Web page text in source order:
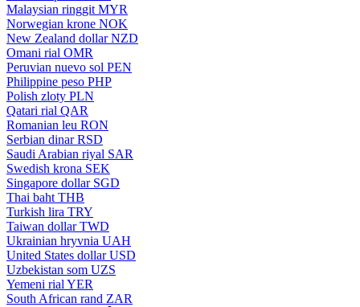
Malaysian ringgit MYR
Norwegian krone NOK
New Zealand dollar NZD
Omani rial OMR
Peruvian nuevo sol PEN
Philippine peso PHP
Polish zloty PLN
Qatari rial QAR
Romanian leu RON
Serbian dinar RSD
Saudi Arabian riyal SAR
Swedish krona SEK
Singapore dollar SGD
Thai baht THB
Turkish lira TRY
Taiwan dollar TWD
Ukrainian hryvnia UAH
United States dollar USD
Uzbekistan som UZS
Yemeni rial YER
South African rand ZAR